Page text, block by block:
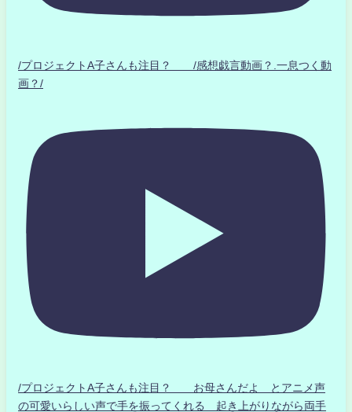
/プロジェクトA子さんも注目？ /感想戯言動画？.一息つく動
画？/
/プロジェクトA子さんも注目？ お母さんだよ とアニメ声
の可愛いらしい声で手を振ってくれる 起き上がりながら両手